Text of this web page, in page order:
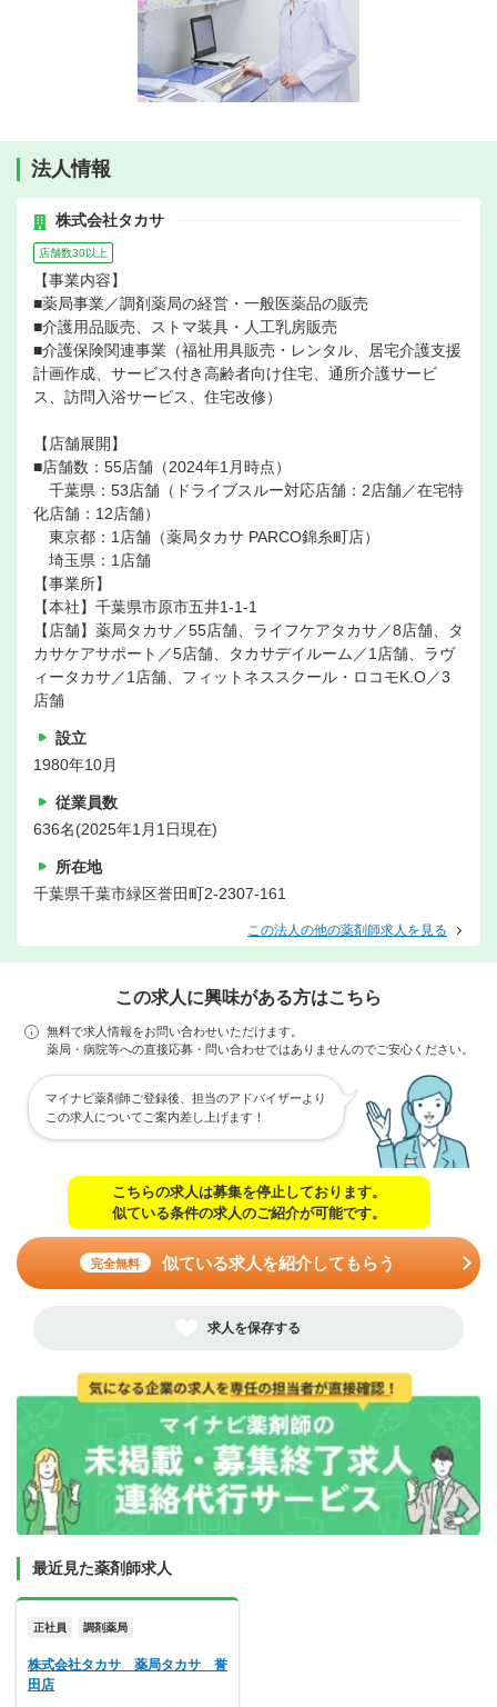
法人情報
株式会社タカサ
店舗数30以上
【事業内容】
■薬局事業／調剤薬局の経営・一般医薬品の販売
■介護用品販売、ストマ装具・人工乳房販売
■介護保険関連事業（福祉用具販売・レンタル、居宅介護支援
計画作成、サービス付き高齢者向け住宅、通所介護サービ
ス、訪問入浴サービス、住宅改修）
【店舗展開】
■店舗数：55店舗（2024年1月時点）
千葉県：53店舗（ドライブスルー対応店舗：2店舗／在宅特
化店舗：12店舗）
東京都：1店舗（薬局タカサ PARCO錦糸町店）
埼玉県：1店舗
【事業所】
【本社】千葉県市原市五井1-1-1
【店舗】薬局タカサ／55店舗、ライフケアタカサ／8店舗、タ
カサケアサポート／5店舗、タカサデイルーム／1店舗、ラヴ
ィータカサ／1店舗、フィットネススクール・ロコモK.O／3
店舗
設立
1980年10月
従業員数
636名(2025年1月1日現在)
所在地
千葉県千葉市緑区誉田町2-2307-161
この法人の他の薬剤師求人を見る
この求人に興味がある方はこちら
無料で求人情報をお問い合わせいただけます。
薬局・病院等への直接応募・問い合わせではありませんのでご安心ください。
マイナビ薬剤師ご登録後、担当のアドバイザーより
この求人についてご案内差し上げます！
こちらの求人は募集を停止しております。
似ている条件の求人のご紹介が可能です。
完全無料 似ている求人を紹介してもらう
求人を保存する
最近見た薬剤師求人
正社員 調剤薬局
株式会社タカサ 薬局タカサ 誉
田店